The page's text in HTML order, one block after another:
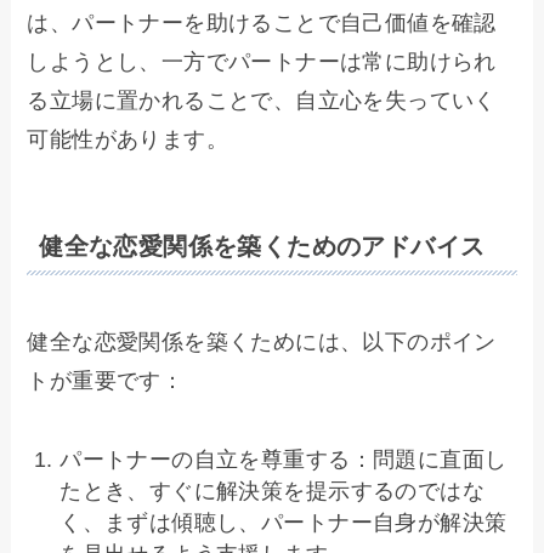
は、パートナーを助けることで自己価値を確認
しようとし、一方でパートナーは常に助けられ
る立場に置かれることで、自立心を失っていく
可能性があります。
健全な恋愛関係を築くためのアドバイス
健全な恋愛関係を築くためには、以下のポイン
トが重要です：
パートナーの自立を尊重する：問題に直面し
たとき、すぐに解決策を提示するのではな
く、まずは傾聴し、パートナー自身が解決策